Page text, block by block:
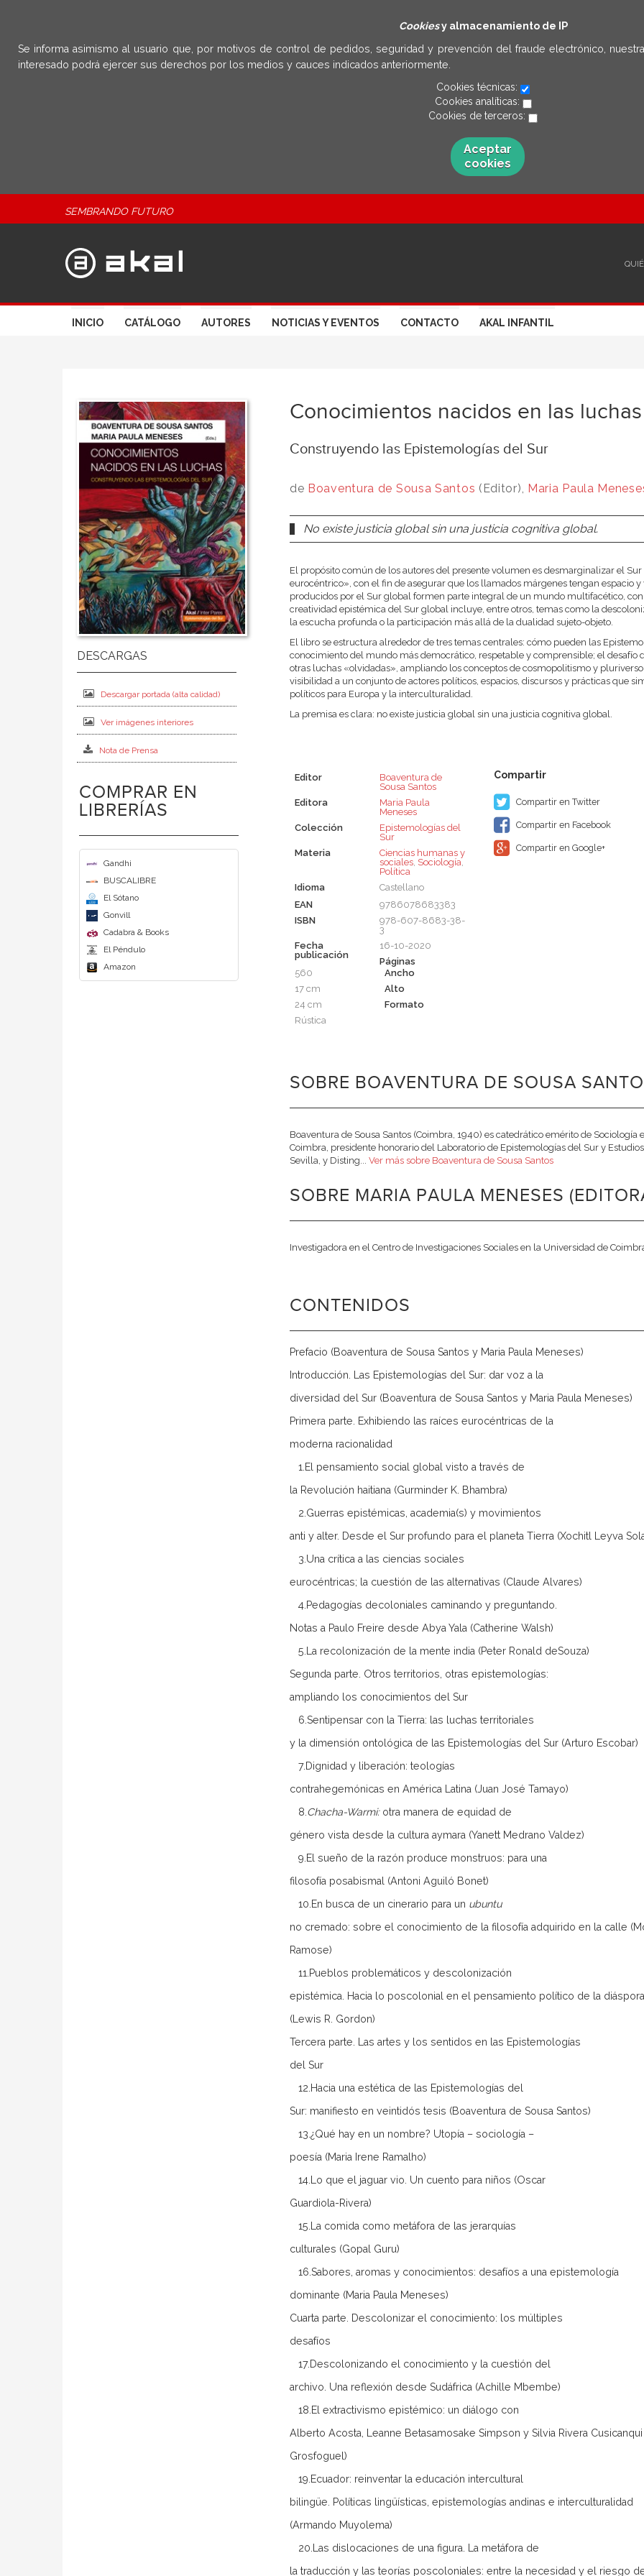
Cookiesy almacenamiento de IP
Se informa asimismo al usuario que, por motivos de control de pedidos, seguridad y prevención del fraude electrónico,
interesado podrá ejercer sus derechos por los medios y cauces indicados anteriormente.
Cookies técnicas:
Cookies analíticas:
Cookies de terceros:
Aceptar
cookies
SEMBRANDO FUTURO
INICIO CATÁLOGO AUTORES NOTICIAS Y EVENTOS CONTACTO AKAL INFANTIL
Descargar portada (alta calidad)
Ver imágenes interiores
Nota de Prensa
COMPRAR EN
LIBRERÍAS
Gandhi
BUSCALIBRE
El Sótano
Gonvill
Cadabra & Books
El Péndulo
Amazon
Conocimientos nacidos en las luchas
Construyendo las Epistemologías del Sur
de Boaventura de Sousa Santos (Editor), Maria Paula
No existe justicia global sin una justicia cognitiva global.
El propósito común de los autores del presente volumen es desmarginalizar el
eurocéntrico», con el fin de asegurar que los llamados márgenes tengan espacio
producidos por el Sur global formen parte integral de un mundo multifacético,
creatividad epistémica del Sur global incluye, entre otros, temas como la
la escucha profunda o la participación más allá de la dualidad sujeto-objeto.
El libro se estructura alrededor de tres temas centrales: cómo pueden las
conocimiento del mundo más democrático, respetable y comprensible; el desafío
otras luchas «olvidadas», ampliando los conceptos de cosmopolitismo y
visibilidad a un conjunto de actores políticos, espacios, discursos y prácticas que
políticos para Europa y la interculturalidad.
La premisa es clara: no existe justicia global sin una justicia cognitiva global.
Editor
Boaventura de
Sousa Santos
Editora
Maria Paula
Meneses
Colección
Epistemologías del
Sur
Materia
Ciencias humanas y
sociales, Sociología,
Política
Idioma
Castellano
EAN
9786078683383
ISBN
978-607-8683-38-
3
Fecha
publicación
16-10-2020
Páginas
560
Ancho
17 cm
Alto
24 cm
Formato
Rústica
Compartir en Twitter
Compartir en Facebook
Compartir en Google+
SOBRE BOAVENTURA DE SOUSA
Boaventura de Sousa Santos (Coimbra, 1940) es catedrático emérito de
Coimbra, presidente honorario del Laboratorio de Epistemologías del Sur y
Sevilla, y Disting... Ver más sobre Boaventura de Sousa Santos
SOBRE MARIA PAULA MENESES
Investigadora en el Centro de Investigaciones Sociales en la Universidad de
CONTENIDOS
Prefacio (Boaventura de Sousa Santos y Maria Paula Meneses)
Introducción. Las Epistemologías del Sur: dar voz a la
diversidad del Sur (Boaventura de Sousa Santos y Maria Paula Meneses)
Primera parte. Exhibiendo las raíces eurocéntricas de la
moderna racionalidad
1.El pensamiento social global visto a través de
la Revolución haitiana (Gurminder K. Bhambra)
2.Guerras epistémicas, academia(s) y movimientos
anti y alter. Desde el Sur profundo para el planeta Tierra (Xochitl Leyva
3.Una crítica a las ciencias sociales
eurocéntricas; la cuestión de las alternativas (Claude Alvares)
4.Pedagogías decoloniales caminando y preguntando.
Notas a Paulo Freire desde Abya Yala (Catherine Walsh)
5.La recolonización de la mente india (Peter Ronald deSouza)
Segunda parte. Otros territorios, otras epistemologías:
ampliando los conocimientos del Sur
6.Sentipensar con la Tierra: las luchas territoriales
y la dimensión ontológica de las Epistemologías del Sur (Arturo Escobar)
7.Dignidad y liberación: teologías
contrahegemónicas en América Latina (Juan José Tamayo)
8.Chacha-Warmi:otra manera de equidad de
género vista desde la cultura aymara (Yanett Medrano Valdez)
9.El sueño de la razón produce monstruos: para una
filosofía posabismal (Antoni Aguiló Bonet)
10.En busca de un cinerario para un ubuntu
no cremado: sobre el conocimiento de la filosofía adquirido en la calle
Ramose)
11.Pueblos problemáticos y descolonización
epistémica. Hacia lo poscolonial en el pensamiento político de la
(Lewis R. Gordon)
Tercera parte. Las artes y los sentidos en las Epistemologías
del Sur
12.Hacia una estética de las Epistemologías del
Sur: manifiesto en veintidós tesis (Boaventura de Sousa Santos)
13.¿Qué hay en un nombre? Utopía – sociología –
poesía (Maria Irene Ramalho)
14.Lo que el jaguar vio. Un cuento para niños (Oscar
Guardiola-Rivera)
15.La comida como metáfora de las jerarquías
culturales (Gopal Guru)
16.Sabores, aromas y conocimientos: desafíos a una epistemología
dominante (Maria Paula Meneses)
Cuarta parte. Descolonizar el conocimiento: los múltiples
desafíos
17.Descolonizando el conocimiento y la cuestión del
archivo. Una reflexión desde Sudáfrica (Achille Mbembe)
18.El extractivismo epistémico: un diálogo con
Alberto Acosta, Leanne Betasamosake Simpson y Silvia Rivera Cusicanqui
Grosfoguel)
19.Ecuador: reinventar la educación intercultural
bilingüe. Políticas lingüísticas, epistemologías andinas e interculturalidad
(Armando Muyolema)
20.Las dislocaciones de una figura. La metáfora de
la traducción y las teorías poscoloniales: entre la necesidad y el riesgo